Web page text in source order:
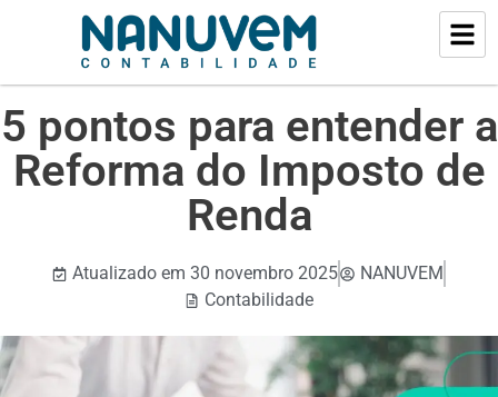
5 pontos para entender a
Reforma do Imposto de
Renda
Atualizado em 30 novembro 2025
NANUVEM
Contabilidade